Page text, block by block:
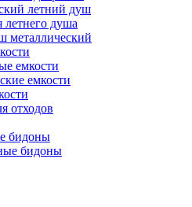
летний душ
летнего душа
металлический
емкости
емкости
отходов
бидоны
бидоны